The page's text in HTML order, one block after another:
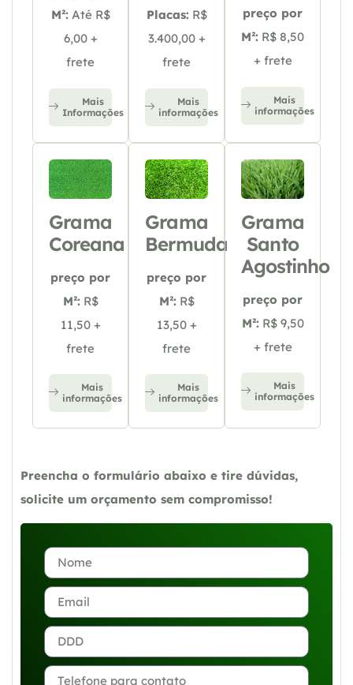
M²: Até R$
6,00 +
frete
Mais
Informações
Placas: R$
3.400,00 +
frete
Mais
informações
preço por
M²: R$ 8,50
+ frete
Mais
informações
Grama
Coreana
preço por
M²: R$
11,50 +
frete
Mais
informações
Grama
Bermuda
preço por
M²: R$
13,50 +
frete
Mais
informações
Grama
Santo
Agostinho
preço por
M²: R$ 9,50
+ frete
Mais
informações
Preencha o formulário abaixo e tire dúvidas,
solicite um orçamento sem compromisso!